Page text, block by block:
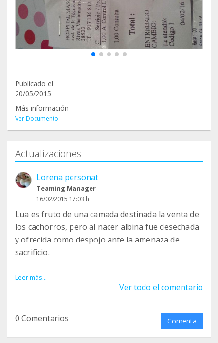
Publicado el
20/05/2015
Más información
Ver Documento
Actualizaciones
Lorena personat
Teaming Manager
16/02/2015 17:03 h
Lua es fruto de una camada destinada la venta de
los cachorros, pero al nacer albina fue desechada
y ofrecida como despojo ante la amenaza de
sacrificio.
Lorena la adoptó y le ofreció todo lo que otros le
negaron desde el momento de su nacimiento.
malita y tardaron mucho en averiguar que podía
pasarle. Seguramente su madre le transmitió la
Leer más...
Ver todo el comentario
0 Comentarios Comenta